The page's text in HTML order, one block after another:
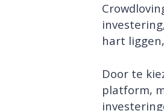
hart
Door te
platform,